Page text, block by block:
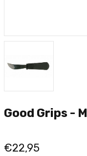
Good Grips -
€22,95